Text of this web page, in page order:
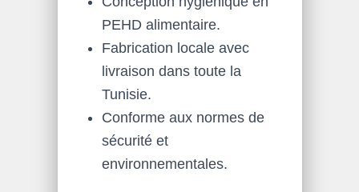
PEHD alimentaire.
Fabrication locale avec
livraison dans toute la
Tunisie.
Conforme aux normes de
sécurité et
environnementales.